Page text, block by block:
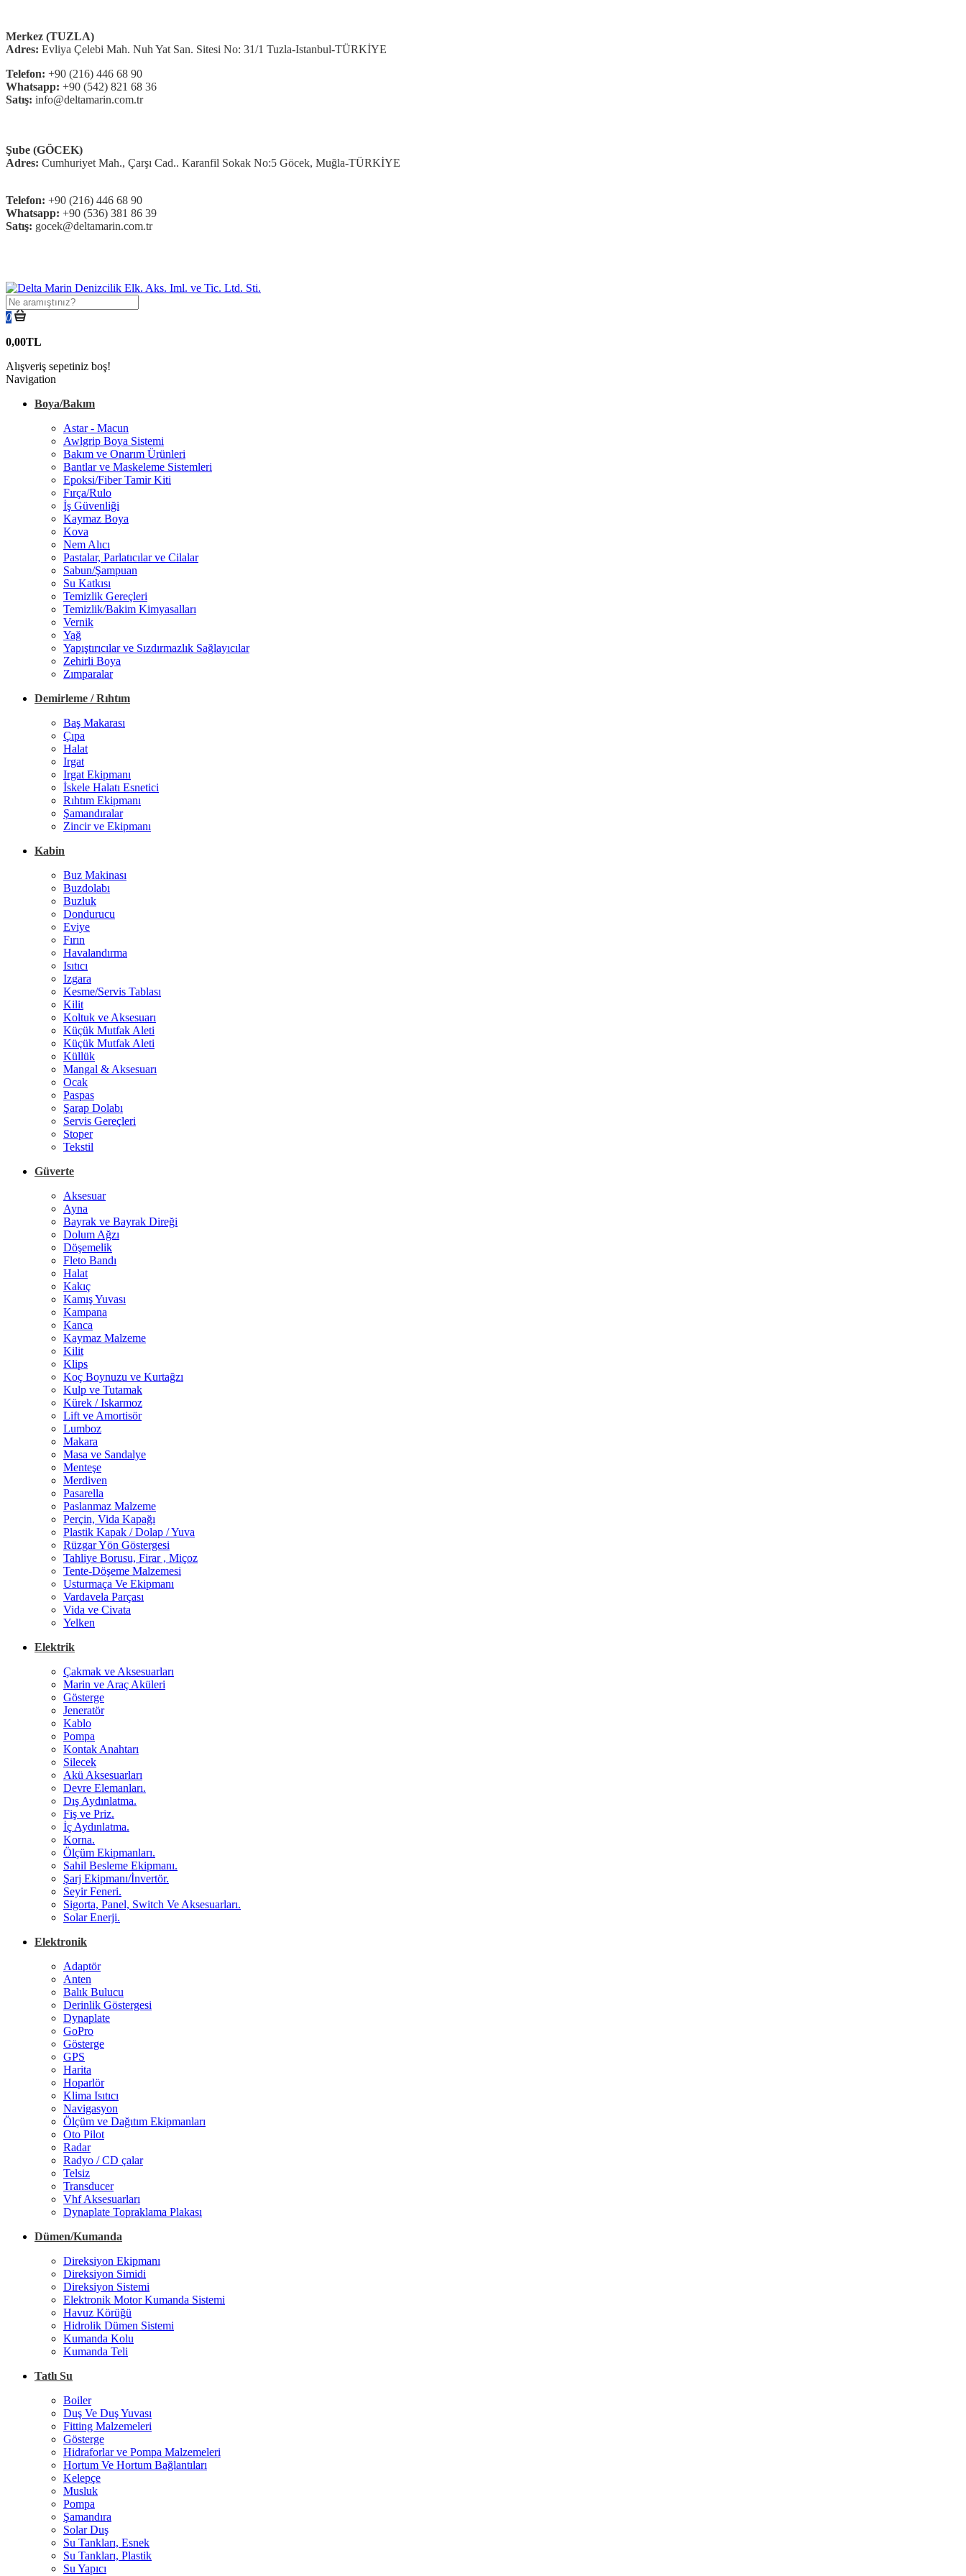
Merkez (TUZLA)
Adres: Evliya Çelebi Mah. Nuh Yat San. Sitesi No: 31/1 Tuzla-Istanbul-TÜRKİYE
Telefon: +90 (216) 446 68 90
Whatsapp: +90 (542) 821 68 36
Satış: info@deltamarin.com.tr
Şube (GÖCEK)
Adres: Cumhuriyet Mah., Çarşı Cad.. Karanfil Sokak No:5 Göcek, Muğla-TÜRKİYE
Telefon: +90 (216) 446 68 90
Whatsapp: +90 (536) 381 86 39
Satış: gocek@deltamarin.com.tr
0
0,00TL
Alışveriş sepetiniz boş!
Navigation
Boya/Bakım
Astar - Macun
Awlgrip Boya Sistemi
Bakım ve Onarım Ürünleri
Bantlar ve Maskeleme Sistemleri
Epoksi/Fiber Tamir Kiti
Fırça/Rulo
İş Güvenliği
Kaymaz Boya
Kova
Nem Alıcı
Pastalar, Parlatıcılar ve Cilalar
Sabun/Şampuan
Su Katkısı
Temizlik Gereçleri
Temizlik/Bakim Kimyasalları
Vernik
Yağ
Yapıştırıcılar ve Sızdırmazlık Sağlayıcılar
Zehirli Boya
Zımparalar
Demirleme / Rıhtım
Baş Makarası
Çıpa
Halat
Irgat
Irgat Ekipmanı
İskele Halatı Esnetici
Rıhtım Ekipmanı
Şamandıralar
Zincir ve Ekipmanı
Kabin
Buz Makinası
Buzdolabı
Buzluk
Dondurucu
Eviye
Fırın
Havalandırma
Isıtıcı
Izgara
Kesme/Servis Tablası
Kilit
Koltuk ve Aksesuarı
Küçük Mutfak Aleti
Küçük Mutfak Aleti
Küllük
Mangal & Aksesuarı
Ocak
Paspas
Şarap Dolabı
Servis Gereçleri
Stoper
Tekstil
Güverte
Aksesuar
Ayna
Bayrak ve Bayrak Direği
Dolum Ağzı
Döşemelik
Fleto Bandı
Halat
Kakıç
Kamış Yuvası
Kampana
Kanca
Kaymaz Malzeme
Kilit
Klips
Koç Boynuzu ve Kurtağzı
Kulp ve Tutamak
Kürek / Iskarmoz
Lift ve Amortisör
Lumboz
Makara
Masa ve Sandalye
Menteşe
Merdiven
Pasarella
Paslanmaz Malzeme
Perçin, Vida Kapağı
Plastik Kapak / Dolap / Yuva
Rüzgar Yön Göstergesi
Tahliye Borusu, Firar , Miçoz
Tente-Döşeme Malzemesi
Usturmaça Ve Ekipmanı
Vardavela Parçası
Vida ve Civata
Yelken
Elektrik
Çakmak ve Aksesuarları
Marin ve Araç Aküleri
Gösterge
Jeneratör
Kablo
Pompa
Kontak Anahtarı
Silecek
Akü Aksesuarları
Devre Elemanları.
Dış Aydınlatma.
Fiş ve Priz.
İç Aydınlatma.
Korna.
Ölçüm Ekipmanları.
Sahil Besleme Ekipmanı.
Şarj Ekipmanı/İnvertör.
Seyir Feneri.
Sigorta, Panel, Switch Ve Aksesuarları.
Solar Enerji.
Elektronik
Adaptör
Anten
Balık Bulucu
Derinlik Göstergesi
Dynaplate
GoPro
Gösterge
GPS
Harita
Hoparlör
Klima Isıtıcı
Navigasyon
Ölçüm ve Dağıtım Ekipmanları
Oto Pilot
Radar
Radyo / CD çalar
Telsiz
Transducer
Vhf Aksesuarları
Dynaplate Topraklama Plakası
Dümen/Kumanda
Direksiyon Ekipmanı
Direksiyon Simidi
Direksiyon Sistemi
Elektronik Motor Kumanda Sistemi
Havuz Körüğü
Hidrolik Dümen Sistemi
Kumanda Kolu
Kumanda Teli
Tatlı Su
Boiler
Duş Ve Duş Yuvası
Fitting Malzemeleri
Gösterge
Hidraforlar ve Pompa Malzemeleri
Hortum Ve Hortum Bağlantıları
Kelepçe
Musluk
Pompa
Şamandıra
Solar Duş
Su Tankları, Esnek
Su Tankları, Plastik
Su Yapıcı